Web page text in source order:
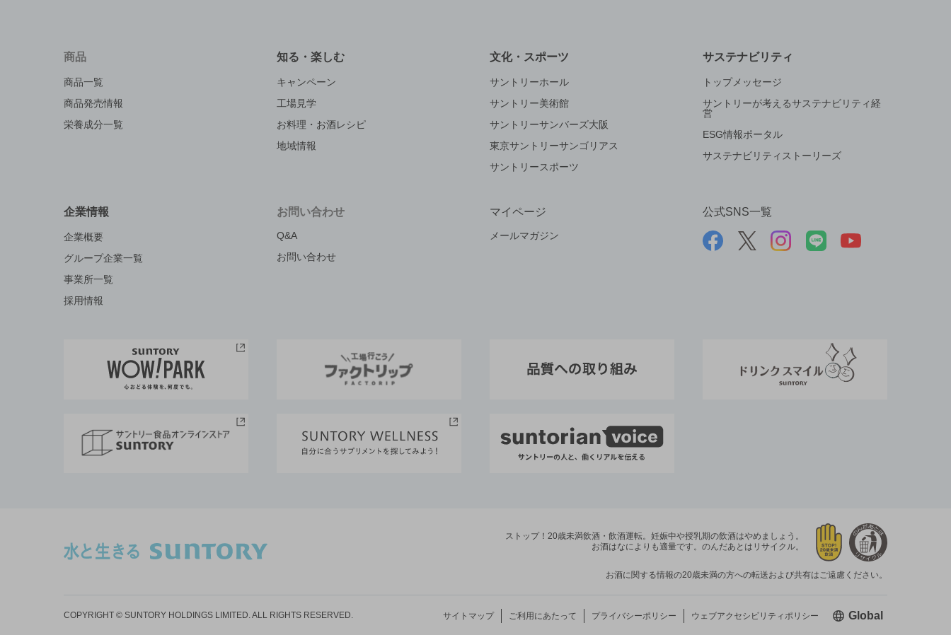
商品
商品一覧
商品発売情報
栄養成分一覧
知る・楽しむ
キャンペーン
工場見学
お料理・お酒レシピ
地域情報
文化・スポーツ
サントリーホール
サントリー美術館
サントリーサンバーズ大阪
東京サントリーサンゴリアス
サントリースポーツ
サステナビリティ
トップメッセージ
サントリーが考えるサステナビリティ経
営
ESG情報ポータル
サステナビリティストーリーズ
企業情報
企業概要
グループ企業一覧
事業所一覧
採用情報
お問い合わせ
Q&A
お問い合わせ
マイページ
メールマガジン
公式SNS一覧
ストップ！20歳未満飲酒・飲酒運転。 妊娠中や授乳期の飲酒はやめましょう。
お酒はなによりも適量です。 のんだあとはリサイクル。
お酒に関する情報の20歳未満の方への転送および共有はご遠慮ください。
COPYRIGHT © SUNTORY HOLDINGS LIMITED.ALL RIGHTS RESERVED. サイトマップ ご利用にあたって プライバシーポリシー ウェブアクセシビリティ ポリシー Global新しいウィ